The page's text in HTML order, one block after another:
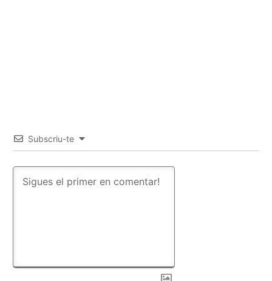
Subscriu-te